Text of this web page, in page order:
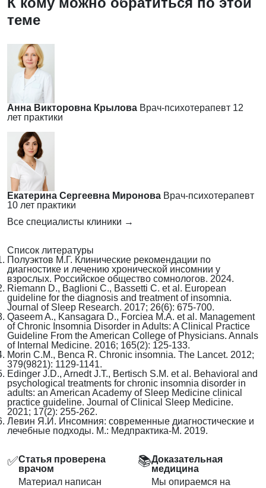
теме
Анна Викторовна Крылова Врач-психотерапевт 12
лет практики
Екатерина Сергеевна Миронова Врач-психотерапевт
10 лет практики
Все специалисты клиники →
Список литературы
Полуэктов М.Г. Клинические рекомендации по
диагностике и лечению хронической инсомнии у
взрослых. Российское общество сомнологов. 2024.
Riemann D., Baglioni C., Bassetti C. et al. European
guideline for the diagnosis and treatment of insomnia.
Journal of Sleep Research. 2017; 26(6): 675-700.
Qaseem A., Kansagara D., Forciea M.A. et al. Management
of Chronic Insomnia Disorder in Adults: A Clinical Practice
Guideline From the American College of Physicians. Annals
of Internal Medicine. 2016; 165(2): 125-133.
Morin C.M., Benca R. Chronic insomnia. The Lancet. 2012;
379(9821): 1129-1141.
Edinger J.D., Arnedt J.T., Bertisch S.M. et al. Behavioral and
psychological treatments for chronic insomnia disorder in
adults: an American Academy of Sleep Medicine clinical
practice guideline. Journal of Clinical Sleep Medicine.
2021; 17(2): 255-262.
Левин Я.И. Инсомния: современные диагностические и
лечебные подходы. М.: Медпрактика-М. 2019.
✅Статья проверена
врачом
Материал написан
📚Доказательная
медицина
Мы опираемся на